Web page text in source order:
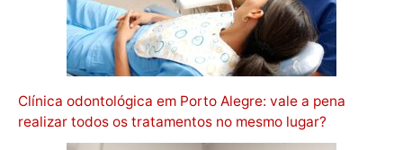
Clínica odontológica em Porto Alegre: vale a pena
realizar todos os tratamentos no mesmo lugar?